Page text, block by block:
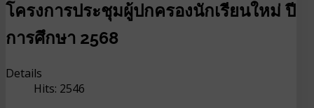
โครงการประชุมผู้ปกครองนักเรียนใหม่ ปี
การศึกษา 2568
Details
Hits: 2546